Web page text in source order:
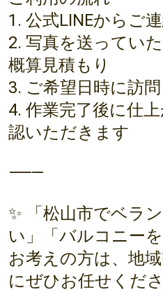
1. 公式LINEからご
2. 写真を送ってい
概算見積もり
3. ご希望日時に訪
4. 作業完了後に仕
認いただきます
⸻
✨ 「松山市でベラ
い」「バルコニー
お考えの方は、地
にぜひお任せくださ